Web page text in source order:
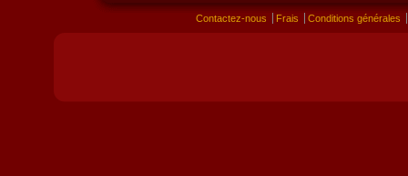
Contactez-nous Frais Conditions générales